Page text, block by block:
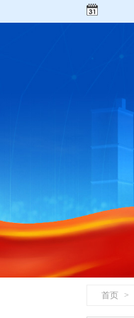
首页 >